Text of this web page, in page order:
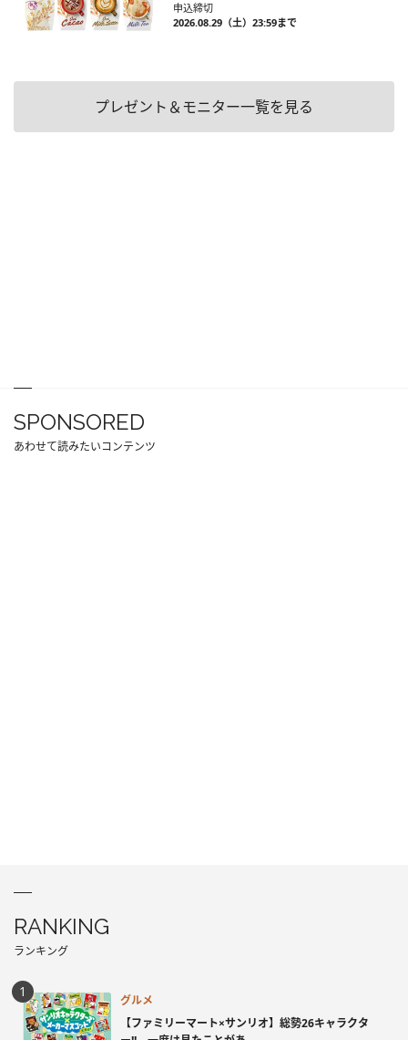
申込締切
2026.08.29（土）23:59まで
プレゼント＆モニター一覧を見る
SPONSORED
あわせて読みたいコンテンツ
RANKING
ランキング
グルメ
【ファミリーマート×サンリオ】総勢26キャラクタ